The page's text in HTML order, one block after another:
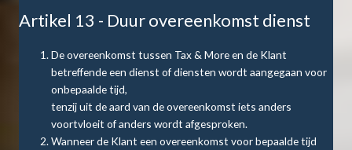
Artikel 13 - Duur overeenkomst dienst
De overeenkomst tussen Tax & More en de Klant
betreffende een dienst of diensten wordt aangegaan voor
onbepaalde tijd,
tenzij uit de aard van de overeenkomst iets anders
voortvloeit of anders wordt afgesproken.
Wanneer de Klant een overeenkomst voor bepaalde tijd